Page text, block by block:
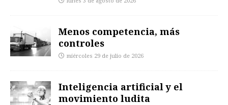
Menos competencia, más
controles
miércoles 29 de julio de 2026
Inteligencia artificial y el
movimiento ludita